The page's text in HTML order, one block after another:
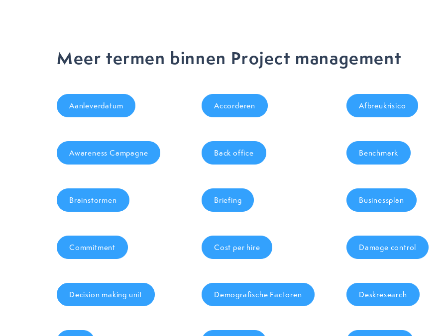
Meer termen binnen Project management
Aanleverdatum Accorderen Afbreukrisico
Awareness Campagne Back office Benchmark
Brainstormen Briefing Businessplan
Commitment Cost per hire Damage control
Decision making unit Demografische Factoren Deskresearch